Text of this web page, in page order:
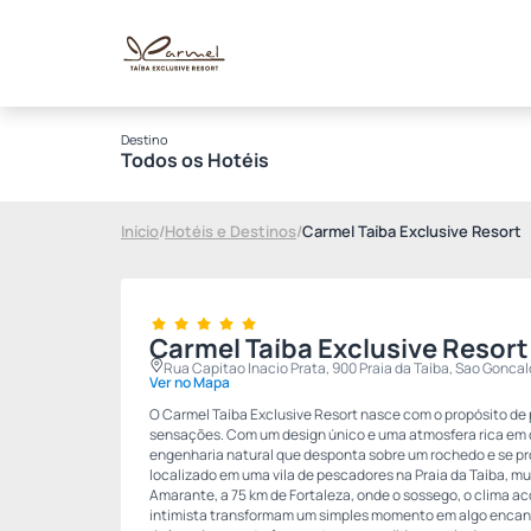
Destino
Todos os Hotéis
Início/Hotéis e Destinos/Carmel Taíba Exclusive Resort
Carmel Taíba Exclusive Resort
Rua Capitao Inacio Prata, 900 Praia da Taíba, Sao
Ver no Mapa
O Carmel Taíba Exclusive Resort nasce com o propósito
sensações. Com um design único e uma atmosfera rica
engenharia natural que desponta sobre um rochedo e se
localizado em uma vila de pescadores na Praia da Taíba,
Amarante, a 75 km de Fortaleza, onde o sossego, o clima
intimista transformam um simples momento em algo